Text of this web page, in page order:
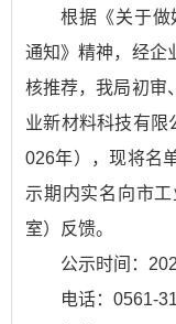
根据《关于做
通知》精神，经企
核推荐，我局初审
业新材料科技有限
026年），现将名
示期内实名向市
室）反馈。
公示时间：
电话：0561-